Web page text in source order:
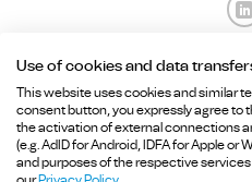
Fragen? Wir
+49 89
info@hcd-
Use of cookies and data
This website uses cookies and similar
consent button, you expressly agree
the activation of external connections
(e.g. AdID for Android, IDFA for Apple
and purposes of the respective